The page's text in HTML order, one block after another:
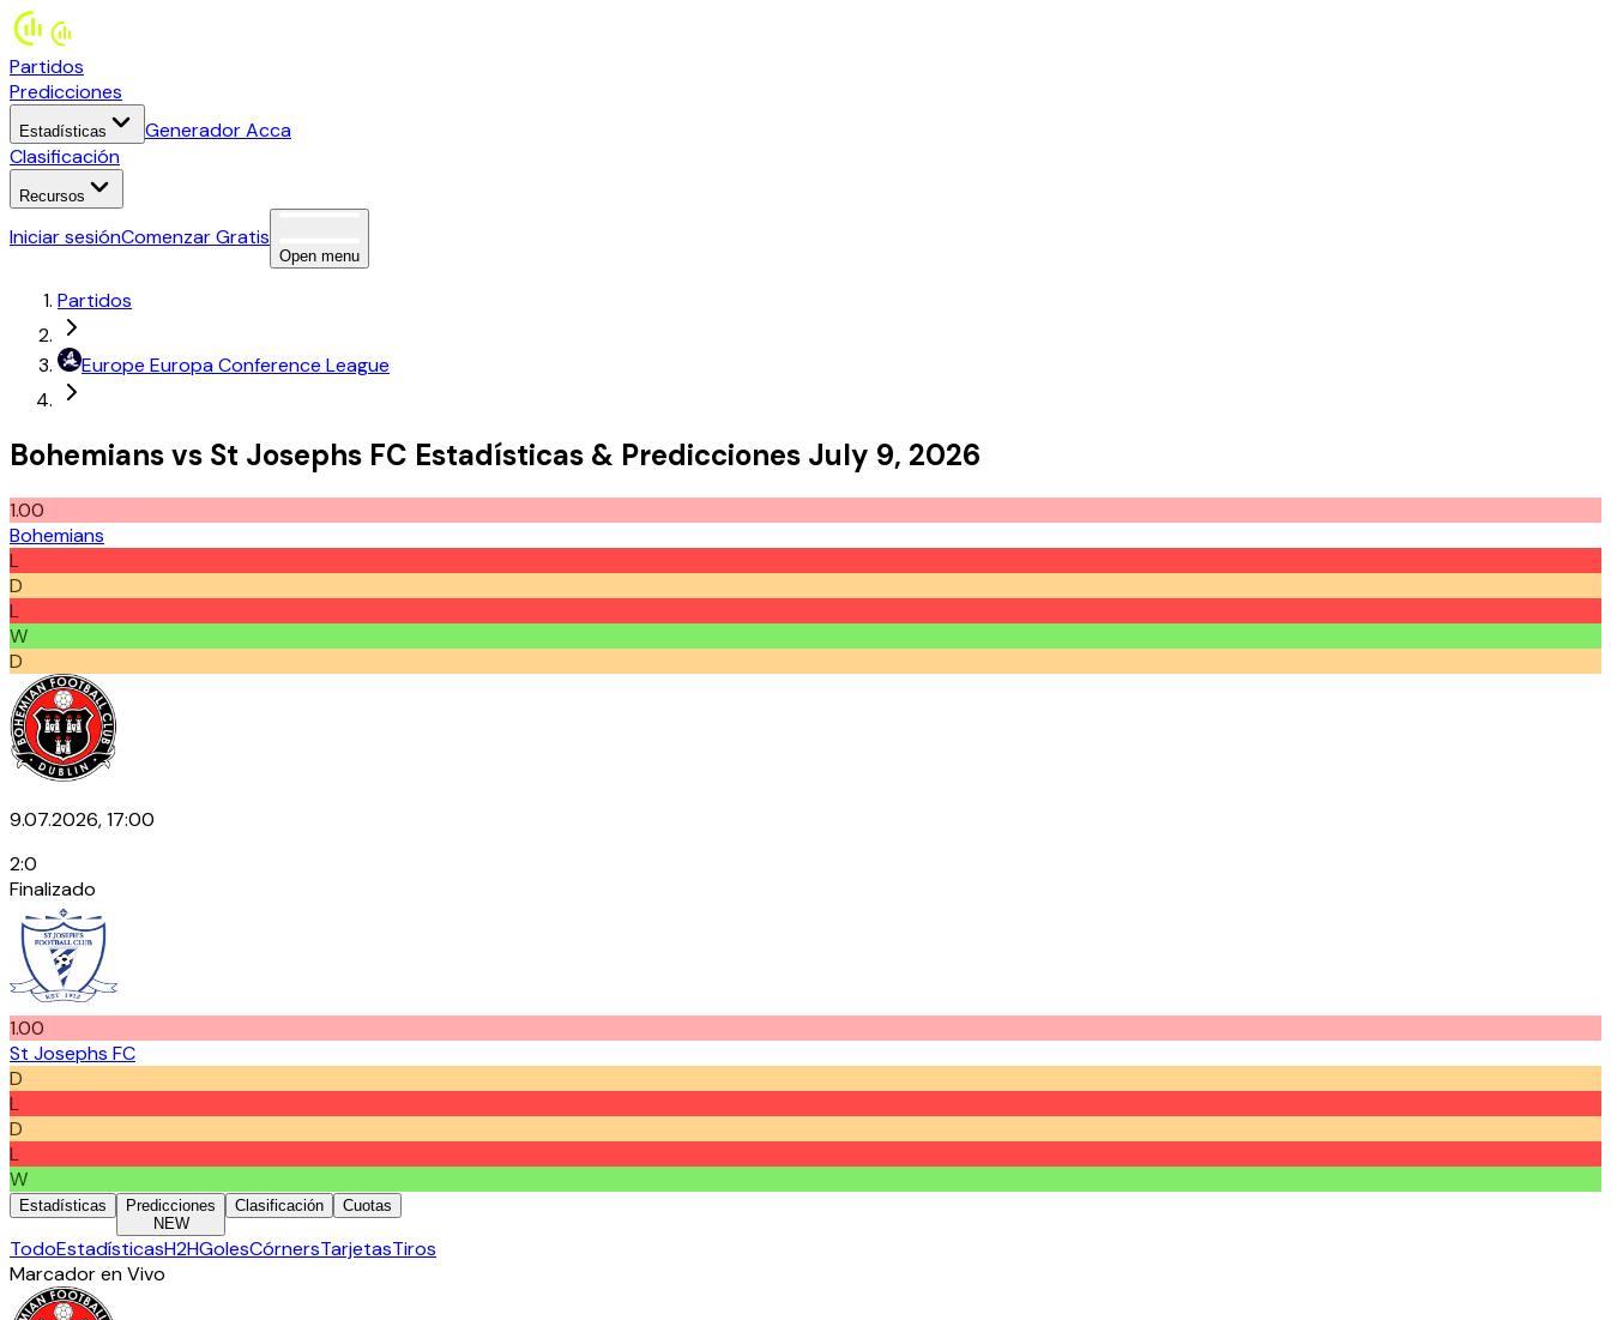
Partidos
Predicciones
Estadísticas
Generador Acca
Clasificación
Recursos
Iniciar sesiónComenzar Gratis
Open menu
Partidos
Europe Europa Conference League
Bohemiansvs St Josephs FC Estadísticas & Predicciones July 9, 2026
1.00
Bohemians
L
D
L
W
D
9.07.2026, 17:00
2:0
Finalizado
1.00
St Josephs FC
D
L
D
L
W
Estadísticas
Predicciones
NEW
Clasificación Cuotas
TodoEstadísticasH2HGolesCórnersTarjetasTiros
Marcador en Vivo